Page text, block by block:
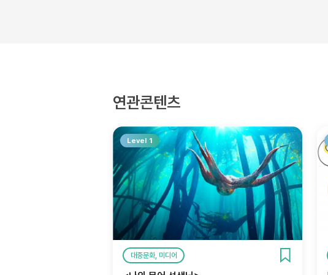
연관콘텐츠
Level 1
대중문화, 미디어